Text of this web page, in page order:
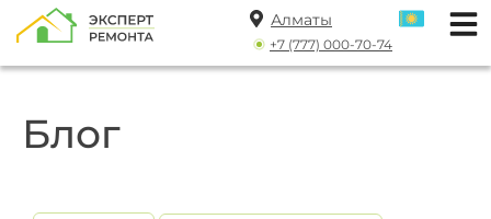
Алматы
+7 (777) 000-70-74
Блог